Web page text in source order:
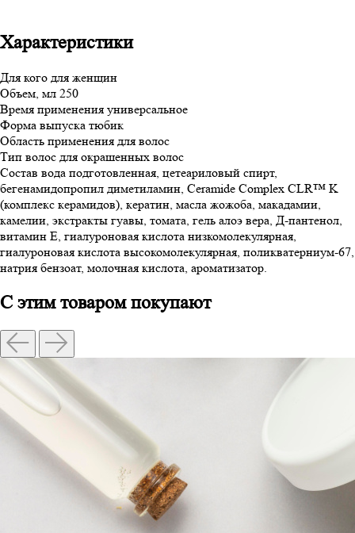
Характеристики
Для кого для женщин
Объем, мл 250
Время применения универсальное
Форма выпуска тюбик
Область применения для волос
Тип волос для окрашенных волос
Состав вода подготовленная, цетеариловый спирт,
бегенамидопропил диметиламин, Ceramide Complex CLR™ K
(комплекс керамидов), кератин, масла жожоба, макадамии,
камелии, экстракты гуавы, томата, гель алоэ вера, Д-пантенол,
витамин Е, гиалуроновая кислота низкомолекулярная,
гиалуроновая кислота высокомолекулярная, поликватерниум-67,
натрия бензоат, молочная кислота, ароматизатор.
С этим товаром покупают